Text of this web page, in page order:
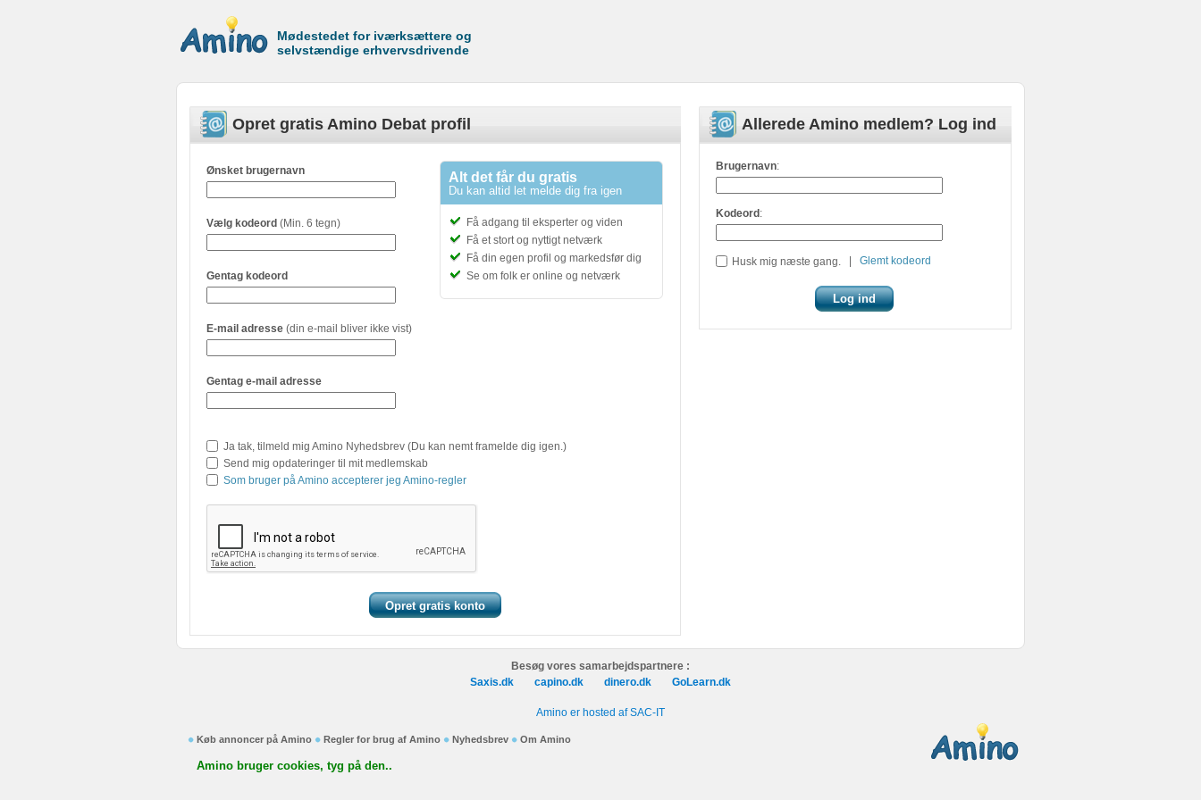
Mødestedet for iværksættere og
selvstændige erhvervsdrivende
Allerede Amino medlem? Log ind
Brugernavn:
Kodeord :
Husk mig næste gang. Glemt kodeord
Opret gratis Amino Debat profil
Alt det får du gratis
Du kan altid let melde dig fra igen
Få adgang til eksperter og viden
Få et stort og nyttigt netværk
Få din egen profil og markedsfør dig
Se om folk er online og netværk
Ønsket brugernavn
Vælg kodeord (Min. 6 tegn)
Gentag kodeord
E-mail adresse (din e-mail bliver ikke vist)
Gentag e-mail adresse
Ja tak, tilmeld mig Amino Nyhedsbrev (Du kan nemt framelde dig igen.)
Send mig opdateringer til mit medlemskab
Som bruger på Amino accepterer jeg Amino-regler
Besøg vores samarbejdspartnere :
Saxis.dk
capino.dk dinero.dk GoLearn.dk
Amino er hosted af SAC-IT
Køb annoncer på Amino Regler for brug af Amino Nyhedsbrev Om Amino
Amino bruger cookies, tyg på den..